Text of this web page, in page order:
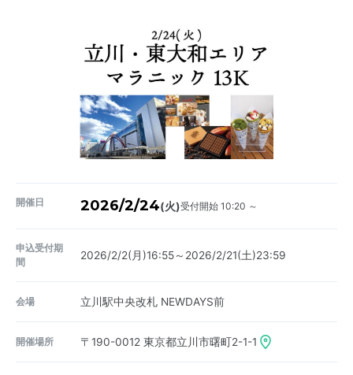
開催日 2026/2/24(火)受付開始 10:20 ～
申込受付期
間
2026/2/2(月)16:55～2026/2/21(土)23:59
会場 立川駅中央改札 NEWDAYS前
開催場所 〒190-0012 東京都立川市曙町2-1-1